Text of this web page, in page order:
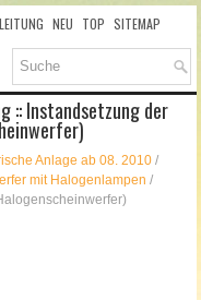
NEU TOP SITEMAP
:: Instandsetzung der
Anlage ab 08. 2010 /
mit Halogenlampen /